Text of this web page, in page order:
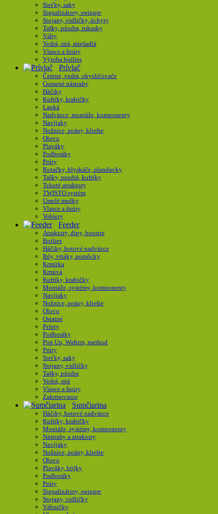
Sieťky, saky
Signalizátory, swingre
Stojany, vidličky, úchyty
Tašky, púzdra, ruksaky
Váhy
Vedrá, sitá, miešadlá
Vlasce a šnúry
Výroba boilies
Prívlač
Čerene, vedrá, okysličovače
Gumené nástrahy
Háčiky
Kufríky, krabičky
Lanká
Nadväzce, montáže, komponenty
Navíjaky
Nožnice, peány, kliešte
Olovo
Plaváky
Podberáky
Prúty
Rotačky, blyskáče, plandavky
Tašky, puzdrá, kufríky
Tekuté atraktory
TWISTO systém
Umelé mušky
Vlasce a šnúry
Voblery
Feeder
Atraktory, dipy, boostre
Boilies
Háčiky, hotové nadväzce
Ihly, vrtáky, pomôcky
Krmítka
Krmivá
Kufríky, krabičky
Montáže, systémy, komponenty
Navíjaky
Nožnice, peány, kliešte
Olovo
Ostatné
Pelety
Podberáky
Pop Up, Wafters, method
Prúty
Sieťky, saky
Stojany, vidličky
Tašky, púzdra
Vedrá, sitá
Vlasce a šnúry
Zakrmovanie
Sumčiarina
Háčiky, hotové nadväzce
Kufríky, krabičky
Montáže, systémy, komponenty
Nástrahy a atraktory
Navíjaky
Nožnice, peány, kliešte
Olovo
Plaváky, bójky
Podberáky
Prúty
Signalizátory, swingre
Stojany, vidličky
Vábničky